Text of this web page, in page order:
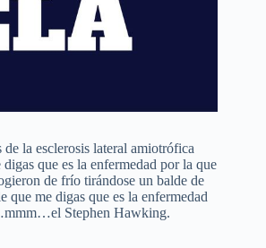
de la esclerosis lateral amiotrófica
que es la enfermedad por la que
de frío tirándose un balde de
que me digas que es la enfermedad
Stephen Hawking.